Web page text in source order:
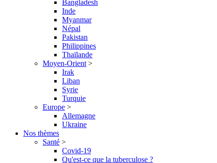
Bangladesh
Inde
Myanmar
Népal
Pakistan
Philippines
Thaïlande
Moyen-Orient >
Irak
Liban
Syrie
Turquie
Europe >
Allemagne
Ukraine
Nos thèmes
Santé >
Covid-19
Qu'est-ce que la tuberculose ?